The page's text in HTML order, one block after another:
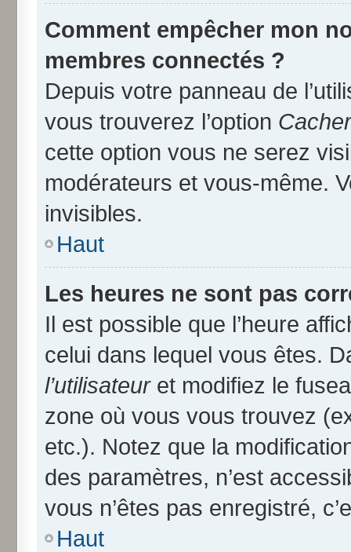
Comment empêcher mon
membres connectés ?
Depuis votre panneau de
vous trouverez l’option
cette option vous ne serez
modérateurs et vous-même.
invisibles.
Haut
Les heures ne sont pas
Il est possible que l’heure
celui dans lequel vous êtes.
l’utilisateuret modifiez le
zone où vous vous trouvez
etc.). Notez que la
des paramètres, n’est
vous n’êtes pas enregistré,
Haut